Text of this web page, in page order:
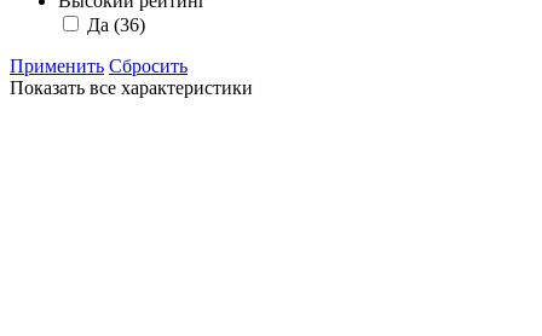
Да (36)
Применить Сбросить
Показать все характеристики